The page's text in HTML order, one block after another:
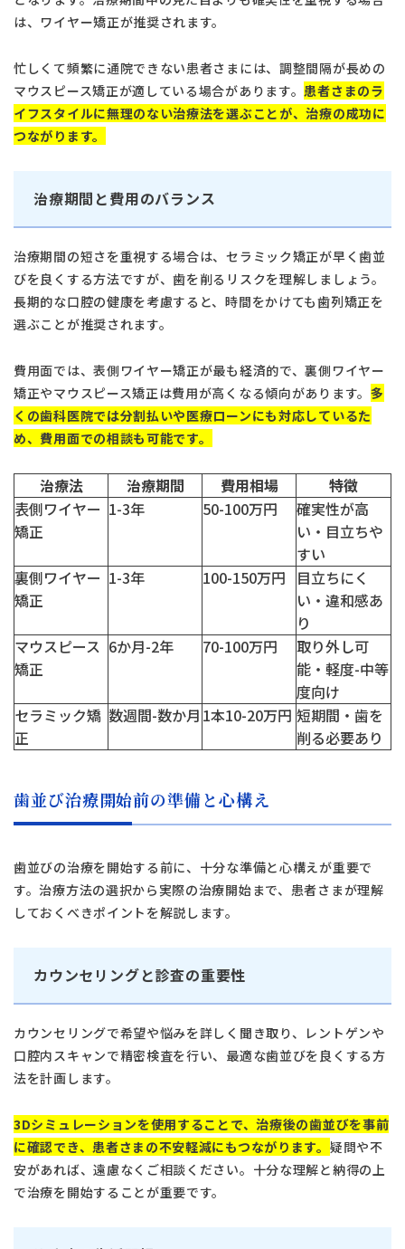
日本歯科札幌
011-242-8148
日本歯科豊平
011-833-5500
14:30〜18:00
日本歯科静岡
14:30〜18:00
日本歯科名古屋
052-433-2050
14:30〜18:00
054-252-8148
月火水金 10:00〜13:30 /
14:30〜18:00
日本歯科豊平
日本歯科静岡
日本歯科名古屋
静岡歯科
Close
は、ワイヤー矯正が推奨されます。
忙しくて頻繁に通院できない患者さまには、調整間隔が長めの
マウスピース矯正が適している場合があります。 患者さまのラ
イフスタイルに無理のない治療法を選ぶことが、治療の成功に
つながります。
治療期間と費用のバランス
治療期間の短さを重視する場合は、セラミック矯正が早く歯並
びを良くする方法ですが、歯を削るリスクを理解しましょう。
長期的な口腔の健康を考慮すると、時間をかけても歯列矯正を
選ぶことが推奨されます。
費用面では、表側ワイヤー矯正が最も経済的で、裏側ワイヤー
矯正やマウスピース矯正は費用が高くなる傾向があります。 多
くの歯科医院では分割払いや医療ローンにも対応しているた
め、費用面での相談も可能です。
治療法 治療期間 費用相場
特徴
表側ワイヤー
矯正
1-3年 50-100万円
確実性が高
い・目立ちや
すい
裏側ワイヤー
矯正
1-3年 100-150万円
目立ちにく
い・違和感あ
り
マウスピース
矯正
6か月-2年 70-100万円
取り外し可
能・軽度-中等
度向け
セラミック矯
正
数週間-数か月 1本10-20万円 短期間・歯を
削る必要あり
歯並び治療開始前の準備と心構え
歯並びの治療を開始する前に、十分な準備と心構えが重要で
す。治療方法の選択から実際の治療開始まで、患者さまが理解
しておくべきポイントを解説します。
カウンセリングと診査の重要性
カウンセリングで希望や悩みを詳しく聞き取り、レントゲンや
口腔内スキャンで精密検査を行い、最適な歯並びを良くする方
法を計画します。
3Dシミュレーションを使用することで、治療後の歯並びを事前
に確認でき、患者さまの不安軽減にもつながります。 疑問や不
安があれば、遠慮なくご相談ください。十分な理解と納得の上
で治療を開始することが重要です。